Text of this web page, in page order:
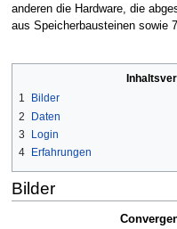
anderen die Hardware, die
aus Speicherbausteinen sowie
1
Bilder
2
Daten
3
Login
4
Erfahrungen
Bilder